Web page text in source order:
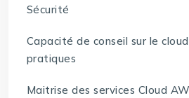
Sécurité
Capacité de conseil sur le
pratiques
Maitrise des services Cloud